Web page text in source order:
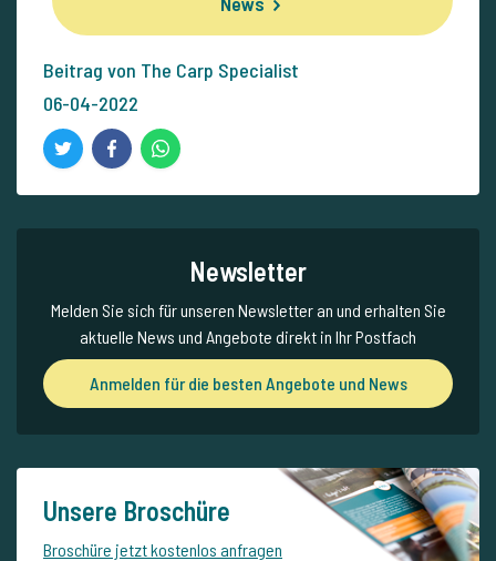
Beitrag von The Carp Specialist
06-04-2022
Newsletter
Melden Sie sich für unseren Newsletter an und erhalten Sie
aktuelle News und Angebote direkt in Ihr Postfach
Anmelden für die besten Angebote und News
Unsere Broschüre
Broschüre jetzt kostenlos anfragen